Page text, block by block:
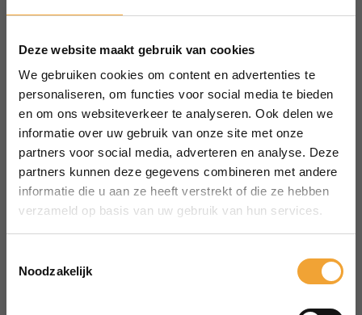
Deze website maakt gebruik van cookies
We gebruiken cookies om content en advertenties te
personaliseren, om functies voor social media te bieden
en om ons websiteverkeer te analyseren. Ook delen we
informatie over uw gebruik van onze site met onze
partners voor social media, adverteren en analyse. Deze
partners kunnen deze gegevens combineren met andere
informatie die u aan ze heeft verstrekt of die ze hebben
verzameld op basis van uw gebruik van hun services.
Noodzakelijk
Utrecht
Hoofddorp
Bekijk alle locaties
MENU
Over Smart Office
Hoe het werkt
Veelgestelde vragen
Reserveren vergaderruimte
088 7620276